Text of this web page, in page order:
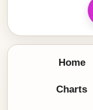
Home
Charts